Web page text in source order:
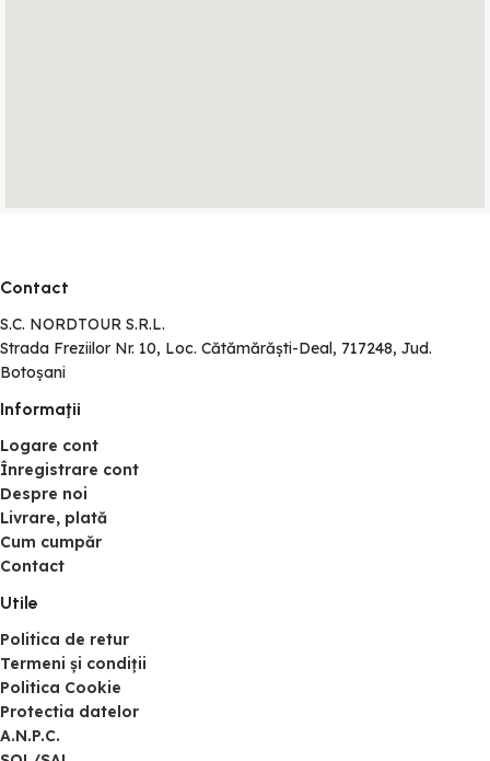
Contact
S.C. NORDTOUR S.R.L.
Strada Freziilor Nr. 10, Loc. Cătămărăști-Deal, 717248, Jud.
Botoșani
Informaţii
Logare cont
Înregistrare cont
Despre noi
Livrare, plată
Cum cumpăr
Contact
Utile
Politica de retur
Termeni și condiții
Politica Cookie
Protectia datelor
A.N.P.C.